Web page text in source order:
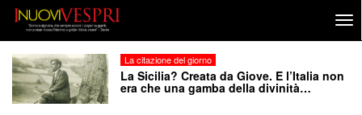
La citazione del giorno
La Sicilia? Creata da Giove. E l’Italia non
era che una gamba della divinità…